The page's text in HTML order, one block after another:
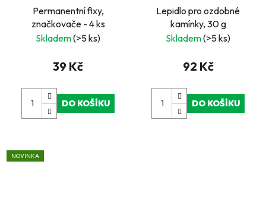
Permanentní fixy,
značkovače - 4 ks
Skladem(>5 ks)
39 Kč
DO KOŠÍKU
Lepidlo pro ozdobné
kamínky, 30 g
Skladem(>5 ks)
92 Kč
DO KOŠÍKU
NOVINKA